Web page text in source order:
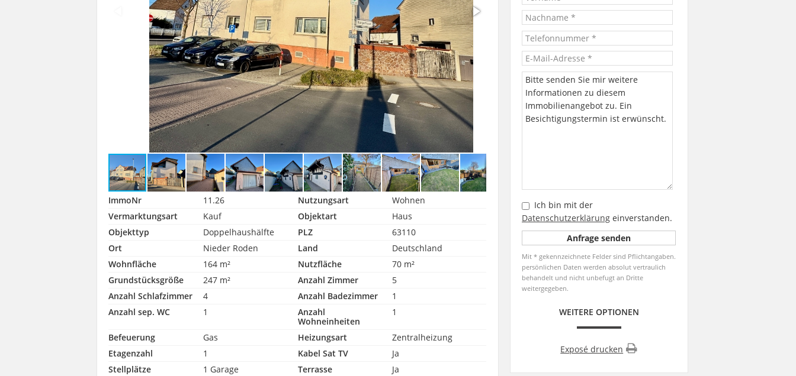
ImmoNr 11.26 Nutzungsart
Wohnen
Vermarktungsart
Kauf Objektart
Haus
Objekttyp
Doppelhaushälfte PLZ
63110
Ort
Nieder Roden Land
Deutschland
Wohnfläche
164 m² Nutzfläche
70 m²
Grundstücksgröße
247 m² Anzahl Zimmer
5
Anzahl Schlafzimmer
4 Anzahl Badezimmer
1
Anzahl sep. WC
1
Anzahl
Wohneinheiten
1
Befeuerung Gas Heizungsart
Zentralheizung
Etagenzahl
1 Kabel Sat TV
Ja
Stellplätze
1 Garage Terrasse
Ja
Ich bin mit der
Datenschutzerklärung einverstanden.
Mit * gekennzeichnete Felder sind Pflichtangaben.
persönlichen Daten werden absolut vertraulich
behandelt und nicht unbefugt an Dritte
weitergegeben.
WEITERE OPTIONEN
Exposé drucken